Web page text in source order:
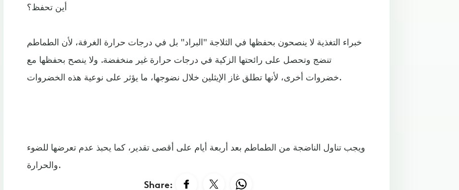
أين تحفظ؟
خبراء التغذية لا ينصحون بحفظها في الثلاجة "البراد" بل في درجات حرارة الغرفة، لأن الطماطم
تنضج وتحصل على رائحتها الزكية في درجات حرارة غير منخفضة. ولا ينصح بحفظها مع
خضروات أخرى، لأنها تطلق غاز الإيثلين خلال نضوجها، ما يؤثر على نوعية هذه الخضروات.
ويجب تناول الناضجة من الطماطم بعد أربعة أيام على أقصى تقدير، كما يحبذ عدم تعرضها للضوء
والحرارة.
Share: